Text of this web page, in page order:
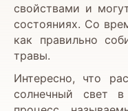
свойствами и
состояниях. Со
как правильно
травы.
Интересно, что
солнечный свет